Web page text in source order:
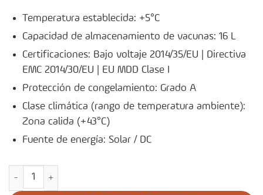
Temperatura establecida: +5°C
Capacidad de almacenamiento de vacunas: 16 L
Certificaciones: Bajo voltaje 2014/35/EU | Directiva
EMC 2014/30/EU | EU MDD Clase I
Protección de congelamiento: Grado A
Clase climática (rango de temperatura ambiente):
Zona calida (+43°C)
Fuente de energía: Solar / DC
Refrigerador con Accionamiento Solar Directo para Vacunas